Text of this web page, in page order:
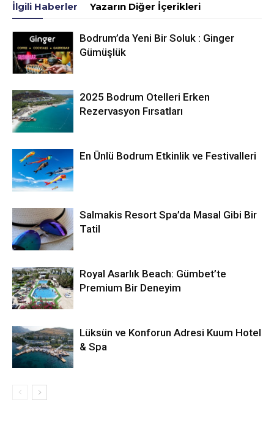
İlgili Haberler Yazarın Diğer İçerikleri
Bodrum’da Yeni Bir Soluk : Ginger
Gümüşlük
2025 Bodrum Otelleri Erken
Rezervasyon Fırsatları
En Ünlü Bodrum Etkinlik ve Festivalleri
Salmakis Resort Spa’da Masal Gibi Bir
Tatil
Royal Asarlık Beach: Gümbet’te
Premium Bir Deneyim
Lüksün ve Konforun Adresi Kuum Hotel
& Spa